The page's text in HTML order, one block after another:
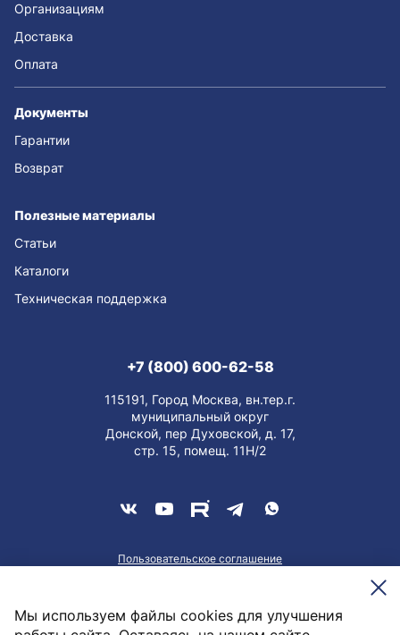
Мы используем файлы cookies для улучшения
Организациям
Доставка
Оплата
Документы
Гарантии
Возврат
Полезные материалы
Статьи
Каталоги
Техническая поддержка
+7 (800) 600-62-58
115191, Город Москва, вн.тер.г.
муниципальный округ
Донской, пер Духовской, д. 17,
стр. 15, помещ. 11Н/2
Пользовательское соглашение
Meesenburg @2026